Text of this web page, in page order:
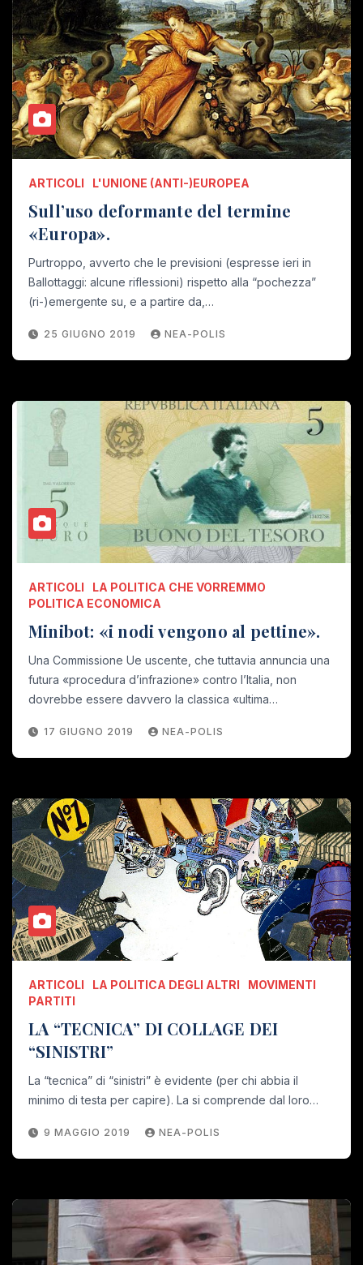
ARTICOLI L'UNIONE (ANTI-)EUROPEA
Sull’uso deformante del termine
«Europa».
Purtroppo, avverto che le previsioni (espresse ieri in
Ballottaggi: alcune riflessioni) rispetto alla “pochezza”
(ri-)emergente su, e a partire da,…
25 GIUGNO 2019 NEA-POLIS
ARTICOLI
LA POLITICA CHE VORREMMO
POLITICA ECONOMICA
Minibot: «i nodi vengono al pettine».
Una Commissione Ue uscente, che tuttavia annuncia una
futura «procedura d’infrazione» contro l’Italia, non
dovrebbe essere davvero la classica «ultima…
17 GIUGNO 2019 NEA-POLIS
ARTICOLI LA POLITICA DEGLI ALTRI
MOVIMENTI
PARTITI
LA “TECNICA” DI COLLAGE DEI
“SINISTRI”
La “tecnica” di “sinistri” è evidente (per chi abbia il
minimo di testa per capire). La si comprende dal loro…
9 MAGGIO 2019 NEA-POLIS